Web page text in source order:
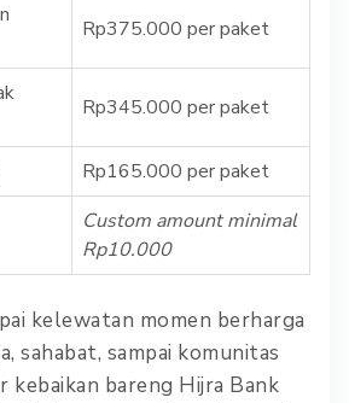
Rp375.000 per paket
Rp345.000 per paket
Rp165.000 per paket
Custom amount minimal
Rp10.000
kelewatan momen berharga
sahabat, sampai komunitas
kebaikan bareng Hijra Bank